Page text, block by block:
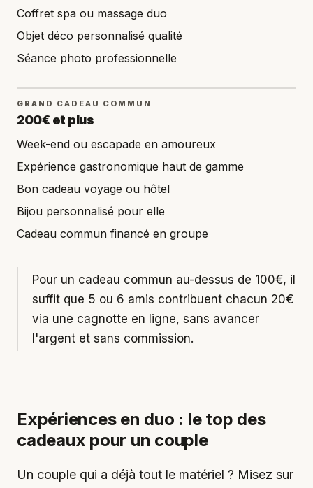
Coffret spa ou massage duo
Objet déco personnalisé qualité
Séance photo professionnelle
GRAND CADEAU COMMUN
200€ et plus
Week-end ou escapade en amoureux
Expérience gastronomique haut de gamme
Bon cadeau voyage ou hôtel
Bijou personnalisé pour elle
Cadeau commun financé en groupe
Pour un cadeau commun au-dessus de 100€, il
suffit que 5 ou 6 amis contribuent chacun 20€
via une cagnotte en ligne, sans avancer
l'argent et sans commission.
Expériences en duo : le top des
cadeaux pour un couple
Un couple qui a déjà tout le matériel ? Misez sur